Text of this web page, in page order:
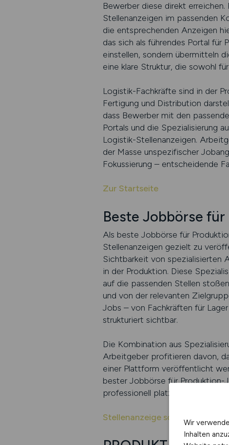
Bewerber diese direkt
Stellenanzeigen im passenden
die entsprechenden Anzeigen
das sich als führendes Portal
einstellen, sondern übermitteln
eine klare Struktur, die sowohl
Logistik-Fachkräfte sind in der
Fertigung und Distribution
dass Bewerber mit den
Portals und die Spezialisierung
Logistik-Stellenanzeigen.
der Masse unspezifischer
Fokussierung – entscheidende
Zur Startseite
Beste Jobbörse
Als beste Jobbörse für
Stellenanzeigen gezielt zu
Sichtbarkeit von spezialisierten
in der Produktion. Diese
auf die passenden Stellen
und von der relevanten
Jobs – von Fachkräften für
strukturiert sichtbar.
Die Kombination aus
Arbeitgeber profitieren davon,
einer Plattform veröffentlicht
bester Jobbörse für Produktion-
professionell platziert und die
Stellenanzeige schalten
Wir
Inhalten